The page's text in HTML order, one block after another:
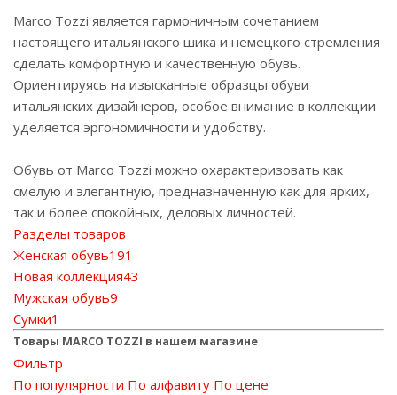
Marco Tozzi является гармоничным сочетанием
настоящего итальянского шика и немецкого стремления
сделать комфортную и качественную обувь.
Ориентируясь на изысканные образцы обуви
итальянских дизайнеров, особое внимание в коллекции
уделяется эргономичности и удобству.
Обувь от Marco Tozzi можно охарактеризовать как
смелую и элегантную, предназначенную как для ярких,
так и более спокойных, деловых личностей.
Разделы товаров
Женская обувь191
Новая коллекция43
Мужская обувь9
Сумки1
Товары MARCO TOZZI в нашем магазине
Фильтр
По популярности По алфавиту По цене